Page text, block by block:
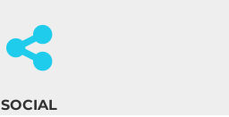
SOCIAL